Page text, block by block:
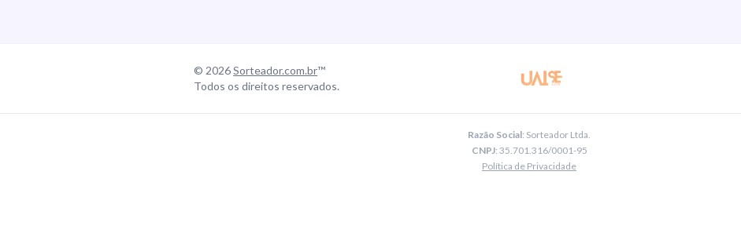
© 2026Sorteador.com.br™
Todos os direitos reservados.
Razão Social: Sorteador Ltda.
CNPJ: 35.701.316/0001-95
Política de Privacidade